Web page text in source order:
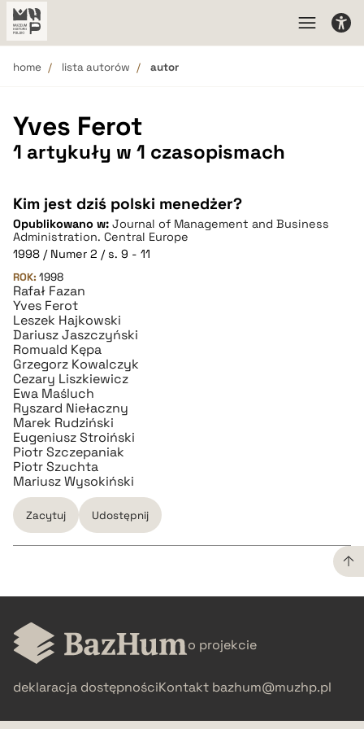
home lista autorów autor
Yves Ferot
1 artykuły w 1 czasopismach
Kim jest dziś polski menedżer?
Opublikowano w: Journal of Management and Business
Administration. Central Europe
1998 / Numer 2 / s. 9 - 11
ROK: 1998
Rafał Fazan
Yves Ferot
Leszek Hajkowski
Dariusz Jaszczyński
Romuald Kępa
Grzegorz Kowalczyk
Cezary Liszkiewicz
Ewa Maśluch
Ryszard Niełaczny
Marek Rudziński
Eugeniusz Stroiński
Piotr Szczepaniak
Piotr Szuchta
Mariusz Wysokiński
Zacytuj Udostępnij
CZYSTY TEKST
pobierz cytat
BIBTEX
o projekcie
deklaracja dostępnościKontakt bazhum@muzhp.pl